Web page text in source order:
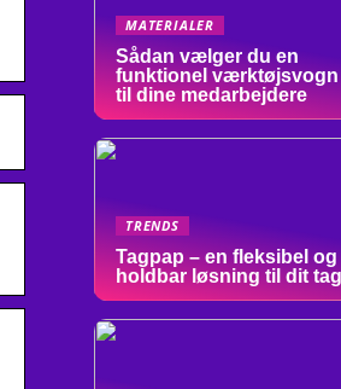
MATERIALER
Sådan vælger du en
funktionel værktøjsvogn
til dine medarbejdere
TRENDS
Tagpap – en fleksibel og
holdbar løsning til dit tag